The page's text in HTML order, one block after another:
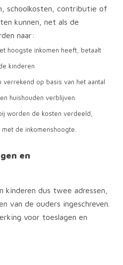
en financien
hypotheek
en kinderen
schoolkosten, contributie of
kunnen, net als de
naar:
hoogste inkomen heeft, betaalt
kinderen
op basis van het aantal
huishouden verblijven.
worden de kosten verdeeld,
de inkomenshoogte.
en
kinderen dus twee adressen,
van de ouders ingeschreven.
voor toeslagen en